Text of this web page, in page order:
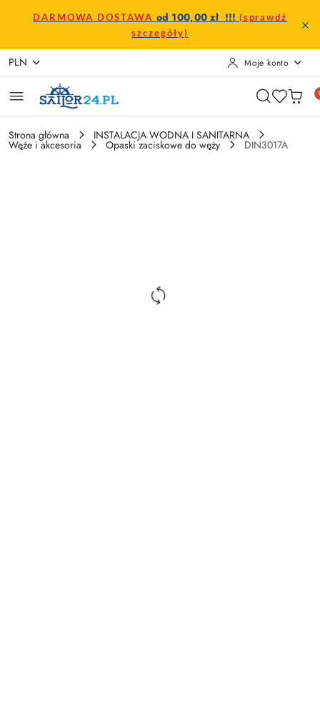
Przejdź do treści głównej
Przejdź do wyszukiwarki
Przejdź do moje konto
Przejdź do menu głównego
Przejdź do opisu produktu
Przejdź do stopki
DARMOWA DOSTAWA od 100,00 zł !!! (sprawdź
szczegóły)
PLN Moje konto
Strona główna INSTALACJA WODNA I SANITARNA
Węże i akcesoria Opaski zaciskowe do węży DIN3017A